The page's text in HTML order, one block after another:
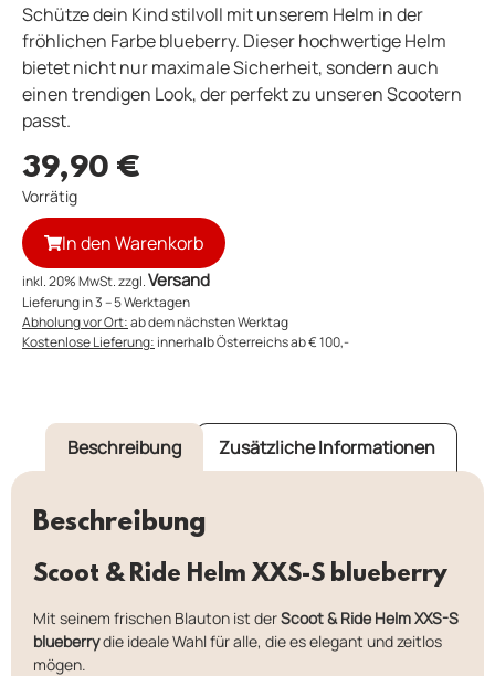
Schütze dein Kind stilvoll mit unserem Helm in der
fröhlichen Farbe blueberry. Dieser hochwertige Helm
bietet nicht nur maximale Sicherheit, sondern auch
einen trendigen Look, der perfekt zu unseren Scootern
passt.
39,90 €
Vorrätig
In den Warenkorb
inkl. 20% MwSt. zzgl.Versand
Lieferung in 3 – 5 Werktagen
Abholung vor Ort:ab dem nächsten Werktag
Kostenlose Lieferung: innerhalb Österreichs ab € 100,-
Beschreibung Zusätzliche Informationen
Beschreibung
Scoot & Ride Helm XXS-S blueberry
Mit seinem frischen Blauton ist derScoot & Ride Helm XXS-S
blueberrydie ideale Wahl für alle, die es elegant und zeitlos
mögen.